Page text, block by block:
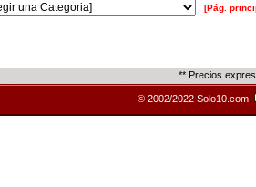
[Pág.
** Precios
© 2002/2022 Solo10.com